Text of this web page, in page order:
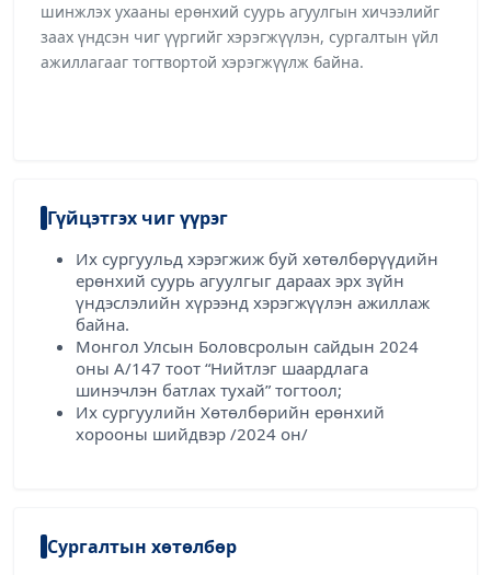
шинжлэх ухааны ерөнхий суурь агуулгын хичээлийг
заах үндсэн чиг үүргийг хэрэгжүүлэн, сургалтын үйл
ажиллагааг тогтвортой хэрэгжүүлж байна.
Гүйцэтгэх чиг үүрэг
Их сургуульд хэрэгжиж буй хөтөлбөрүүдийн
ерөнхий суурь агуулгыг дараах эрх зүйн
үндэслэлийн хүрээнд хэрэгжүүлэн ажиллаж
байна.
Монгол Улсын Боловсролын сайдын 2024
оны А/147 тоот “Нийтлэг шаардлага
шинэчлэн батлах тухай” тогтоол;
Их сургуулийн Хөтөлбөрийн ерөнхий
хорооны шийдвэр /2024 он/
Сургалтын хөтөлбөр